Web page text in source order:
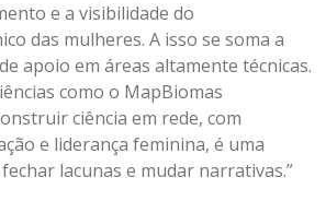
e a visibilidade do
das mulheres. A isso se soma a
apoio em áreas altamente técnicas.
como o MapBiomas
ciência em rede, com
e liderança feminina, é uma
lacunas e mudar narrativas.”